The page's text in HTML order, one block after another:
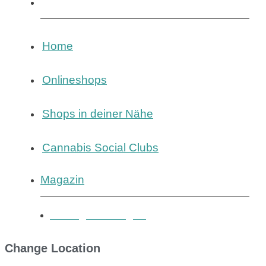
Home
Onlineshops
Shops in deiner Nähe
Cannabis Social Clubs
Magazin
Change Location